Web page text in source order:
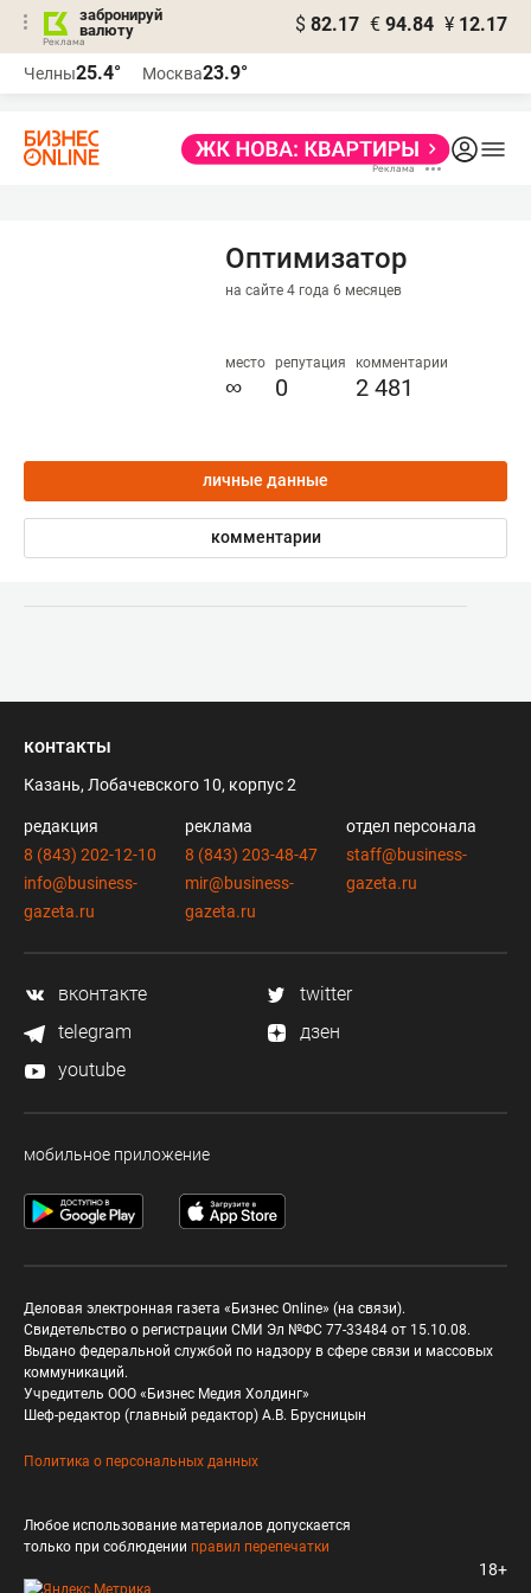
забронируй
валюту
$ 82.17 € 94.84 ¥ 12.17
Челны25.4° Москва23.9°
Оптимизатор
на сайте 4 года 6 месяцев
место
∞
репутация
0
комментарии
2 481
личные данные
комментарии
контакты
Казань, Лобачевского 10, корпус 2
редакция
8 (843) 202-12-10
info@business-
gazeta.ru
реклама
8 (843) 203-48-47
mir@business-
gazeta.ru
отдел персонала
staff@business-
gazeta.ru
вконтакте
twitter
telegram
дзен
youtube
мобильное приложение
Деловая электронная газета «Бизнес Online» (на связи).
Свидетельство о регистрации СМИ Эл №ФС 77-33484 от 15.10.08.
Выдано федеральной службой по надзору в сфере связи и массовых
коммуникаций.
Учредитель ООО «Бизнес Медия Холдинг»
Шеф-редактор (главный редактор) А.В. Брусницын
Политика о персональных данных
Любое использование материалов допускается
только при соблюдении правил перепечатки
18+